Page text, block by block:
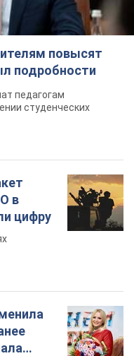
повысят
подробности
педагогам
студенческих
в
цифру